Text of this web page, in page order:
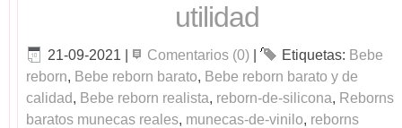
utilidad
21-09-2021 Comentarios (0) Etiquetas: Bebe
reborn, Bebe reborn barato, Bebe reborn barato y de
calidad, Bebe reborn realista, reborn-de-silicona, Reborns
baratos munecas reales, munecas-de-vinilo, reborns